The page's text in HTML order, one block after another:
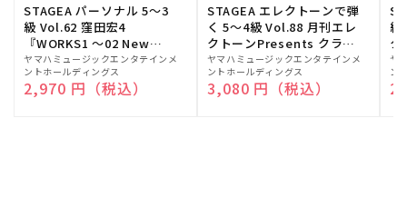
STAGEA パーソナル 5～3
級 Vol.62 窪田宏4
『WORKS1 ～02 New
edition～』
販
売
元:
ヤマハミュージックエンタテインメ
ントホールディングス
通常価格
2,970 円（税込）
STAGEA エレクトーンで弾
く 5～4級 Vol.88 月刊エレ
クトーンPresents クラシ
ック名曲集
販
売
元:
ヤマハミュージックエンタテインメ
ントホールディングス
通常価格
3,080 円（税込）
級
ク
販
売
元:
ヤ
ン